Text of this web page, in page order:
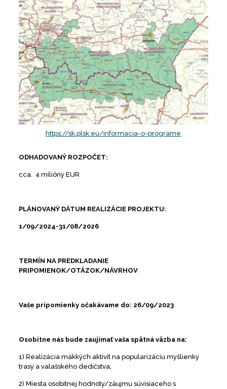
https://sk.plsk.eu/informacia-o-programe
ODHADOVANÝ ROZPOČET:
cca. 4 milióny EUR
PLÁNOVANÝ DÁTUM REALIZÁCIE PROJEKTU:
1/09/2024-31/08/2026
TERMÍN NA PREDKLADANIE
PRIPOMIENOK/OTÁZOK/NÁVRHOV
Vaše pripomienky očakávame do: 26/09/2023
Osobitne nás bude zaujímať vaša spätná väzba na:
1) Realizácia mäkkých aktivít na popularizáciu myšlienky
trasy a valašského dedičstva,
2) Miesta osobitnej hodnoty/záujmu súvisiaceho s